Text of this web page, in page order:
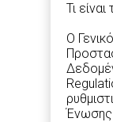
Τι
Ο